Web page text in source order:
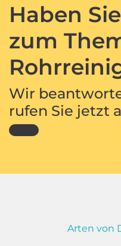
Haben
zum
Wir
rufen Sie jetzt
Arten von